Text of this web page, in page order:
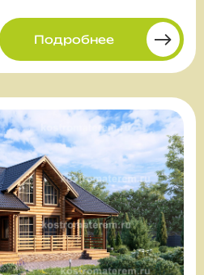
Подробнее